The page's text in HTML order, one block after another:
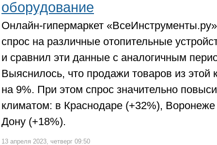
оборудование
Онлайн-гипермаркет
спрос на различные отопительные
и сравнил эти данные с аналогичным
Выяснилось, что продажи товаров из этой
на 9%. При этом спрос значительно
климатом: в Краснодаре (+32%),
Дону (+18%).
13 апреля 2023, четверг 09:50